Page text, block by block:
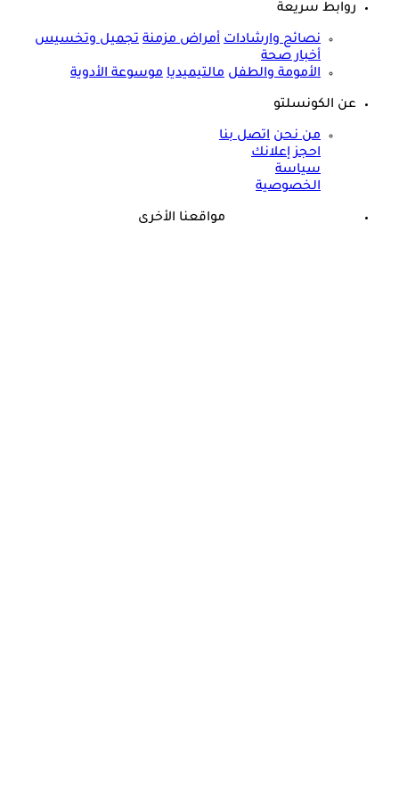
روابط سريعة
نصائح وارشادات أمراض مزمنة تجميل وتخسيس
أخبار صحة
الأمومة والطفل مالتيميديا موسوعة الأدوية
عن الكونسلتو
من نحن اتصل بنا
احجز إعلانك
سياسة
الخصوصية
مواقعنا الأخرى